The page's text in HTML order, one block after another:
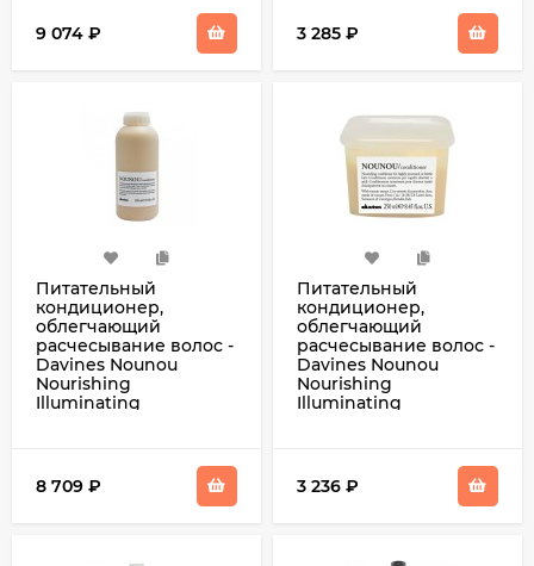
9 074 ₽ 3 285 ₽
Питательный
кондиционер,
облегчающий
расчесывание волос -
Davines Nounou
Nourishing
Illuminating
8 709 ₽
Питательный
кондиционер,
облегчающий
расчесывание волос -
Davines Nounou
Nourishing
Illuminating
3 236 ₽